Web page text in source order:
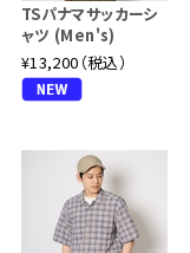
TSパナマサッカーシ
ャツ (Men's)
¥13,200（税込）